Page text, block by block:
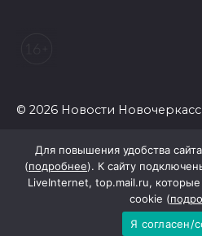
© 2026 Новости
Для повышения удобства
(подробнее). К сайту
LiveInternet, top.mail.ru,
cookie (
Я согласен/